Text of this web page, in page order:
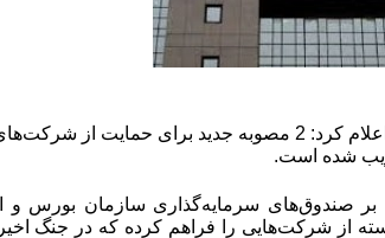
علی‌اکبر ایرانشاهی اعلام کرد: 2 مصوبه جدید
شده است.
صندوق‌های سرمایه‌گذاری سازمان بورس و